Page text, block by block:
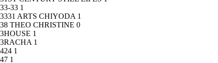
33-33 1
3331 ARTS CHIYODA 1
38 THEO CHRISTINE 0
3HOUSE 1
3RACHA 1
424 1
47 1